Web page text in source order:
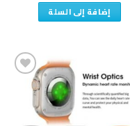
إضافة إلى السلة
إضافة
الرغبات